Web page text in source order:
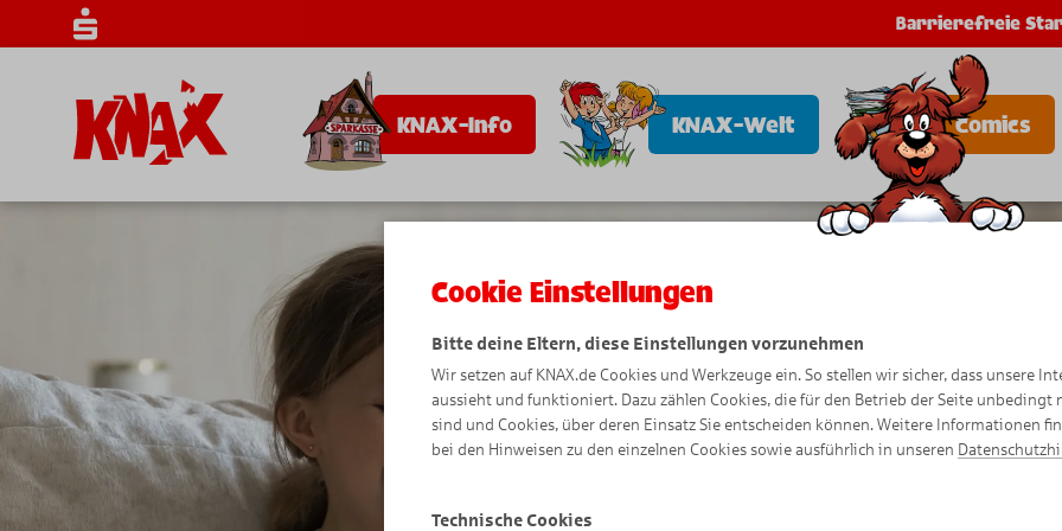
Barrierefreie
KNAX-Info KNAX-Welt Comics
Cookie Einstellungen
Bitte deine Eltern, diese Einstellungen vorzunehmen
Wir setzen auf KNAX.de Cookies und Werkzeuge ein. So stellen wir sicher, dass unsere
aussieht und funktioniert. Dazu zählen Cookies, die für den Betrieb der Seite unbedingt
sind und Cookies, über deren Einsatz Sie entscheiden können. Weitere Informationen
bei den Hinweisen zu den einzelnen Cookies sowie ausführlich in unseren
Technische Cookies